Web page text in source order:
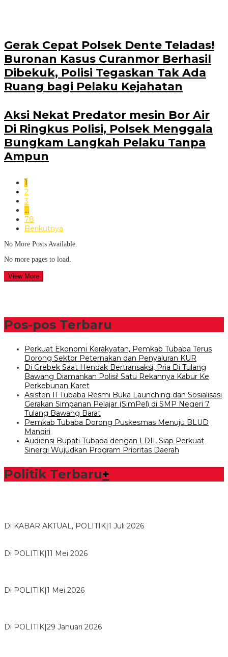
Gerak Cepat Polsek Dente Teladas!
Buronan Kasus Curanmor Berhasil
Dibekuk, Polisi Tegaskan Tak Ada
Ruang bagi Pelaku Kejahatan
Aksi Nekat Predator mesin Bor Air
Di Ringkus Polisi, Polsek Menggala
Bungkam Langkah Pelaku Tanpa
Ampun
1
2
3
…
78
Berikutnya
No More Posts Available.
No more pages to load.
View More
Pos-pos Terbaru
Perkuat Ekonomi Kerakyatan, Pemkab Tubaba Terus
Dorong Sektor Peternakan dan Penyaluran KUR
Di Grebek Saat Hendak Bertransaksi, Pria Di Tulang
Bawang Diamankan Polisi! Satu Rekannya Kabur Ke
Perkebunan Karet
Asisten II Tubaba Resmi Buka Launching dan Sosialisasi
Gerakan Simpanan Pelajar (SimPel) di SMP Negeri 7
Tulang Bawang Barat
Pemkab Tubaba Dorong Puskesmas Menuju BLUD
Mandiri
Audiensi Bupati Tubaba dengan LDII, Siap Perkuat
Sinergi Wujudkan Program Prioritas Daerah
Politik Terbaru+
Di KABAR AKTUAL, POLITIK|1 Juli 2026
Di POLITIK|11 Mei 2026
Di POLITIK|1 Mei 2026
Di POLITIK|29 Januari 2026